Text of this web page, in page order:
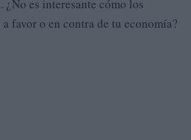
¿No es interesante cómo los
favor o en contra de tu economía?